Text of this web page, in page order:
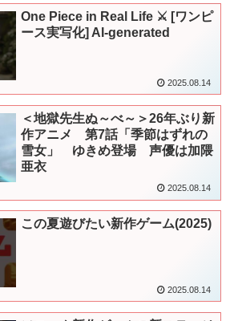
One Piece in Real Life ⚔️ [ワンピ
ース実写化] AI-generated
2025.08.14
＜地獄先生ぬ～べ～＞26年ぶり新
作アニメ 第7話「季節はずれの
雪女」 ゆきめ登場 声優は加隈
亜衣
2025.08.14
この夏遊びたい新作ゲーム(2025)
2025.08.14